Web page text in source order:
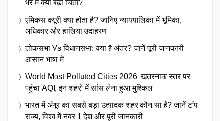
भर में क्यों बढ़ी चिंता?
एमिकस क्यूरी क्या होता है? जानिए न्यायपालिका में भूमिका,
अधिकार और हालिया उदाहरण
लोकसभा Vs विधानसभा: क्या है अंतर? जानें पूरी जानकारी
आसान भाषा में
World Most Polluted Cities 2026: खतरनाक स्तर पर
पहुंचा AQI, इन शहरों में सांस लेना हुआ मुश्किल
भारत में अंगूर का सबसे बड़ा उत्पादक शहर कौन सा है? जानें टॉप
राज्य, विश्व में नंबर 1 देश और पूरी जानकारी